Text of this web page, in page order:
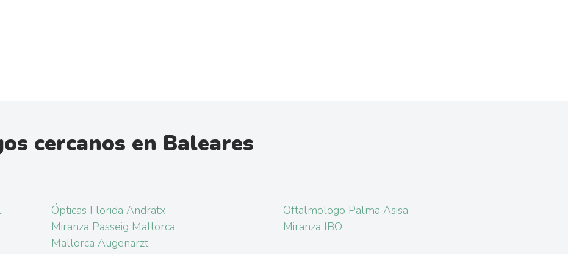
cercanos en Baleares
Ópticas Florida Andratx
Oftalmologo Palma Asisa
Miranza Passeig Mallorca
Miranza IBO
Mallorca Augenarzt